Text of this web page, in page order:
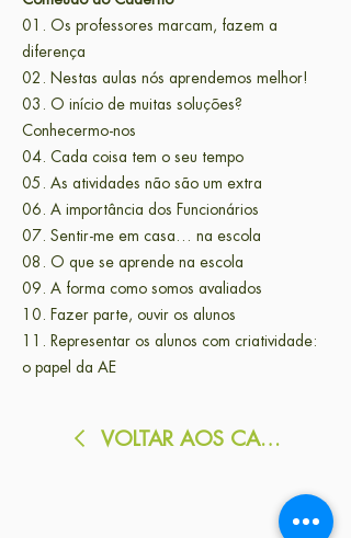
01. Os professores marcam, fazem a
diferença
02. Nestas aulas nós aprendemos melhor!
03. O início de muitas soluções?
Conhecermo-nos
04. Cada coisa tem o seu tempo
05. As atividades não são um extra
06. A importância dos Funcionários
07. Sentir-me em casa… na escola
08. O que se aprende na escola
09. A forma como somos avaliados
10. Fazer parte, ouvir os alunos
11. Representar os alunos com criatividade:
o papel da AE
VOLTAR AOS CADERNOS